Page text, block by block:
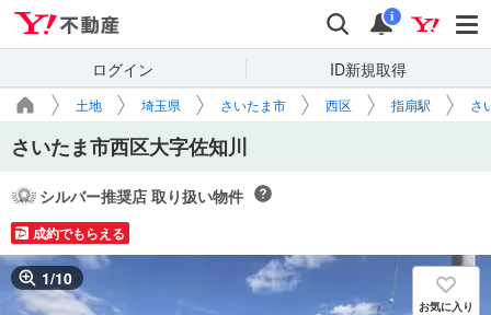
検索 通知
i
ログイン ID新規取得
土地 埼玉県 さいたま市 西区 指扇駅 さ
さいたま市西区大字佐知川
シルバー推奨店 取り扱い物件
成約でもらえる
1/10
お気に入り